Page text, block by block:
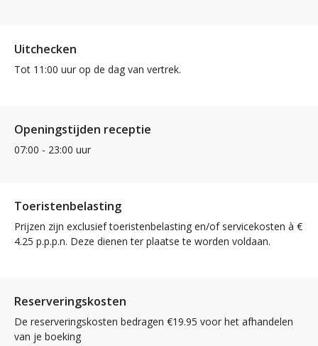
Uitchecken
Tot 11:00 uur op de dag van vertrek.
Openingstijden receptie
07:00 - 23:00 uur
Toeristenbelasting
Prijzen zijn exclusief toeristenbelasting en/of servicekosten à €
4.25 p.p.p.n. Deze dienen ter plaatse te worden voldaan.
Reserveringskosten
De reserveringskosten bedragen €19.95 voor het afhandelen
van je boeking